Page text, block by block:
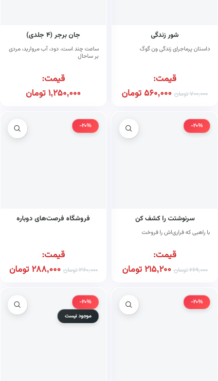
شور زندگی
داستان پرماجرای زندگی ون گوگ
قیمت:
700,000تومان 560,000 تومان
جان برجر (۴ جلدی)
ساعت چند است، دود، آب مروارید، مردی
بر ساحال
قیمت:
1,250,000تومان
-20%
سرنوشتت را کشف کن
با راهبی که فراری‌اش را فروخت
قیمت:
269,000تومان 215,200تومان
-20%
فروشگاه فرصت‌های دوباره
قیمت:
360,000تومان 288,000تومان
-20%
-20%
موجود نیست